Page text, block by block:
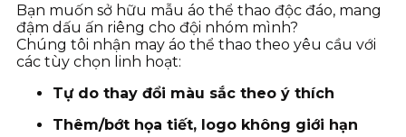
Bạn muốn sở hữu mẫu áo thể thao độc đáo, mang
đậm dấu ấn riêng cho đội nhóm mình?
Chúng tôi nhận may áo thể thao theo yêu cầu với
các tùy chọn linh hoạt:
Tự do thay đổi màu sắc theo ý thích
Thêm/bớt họa tiết, logo không giới hạn